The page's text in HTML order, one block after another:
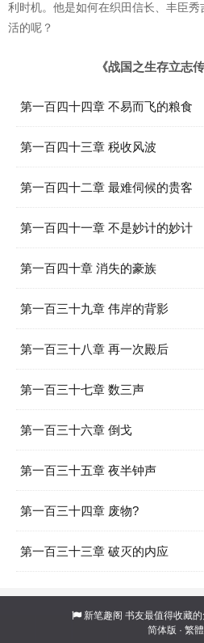
利时机。他是如何在织田信长、丰臣
活的呢？
《战国之生存立志
第一百四十四章 不易而飞的粮食
第一百四十三章 税收风波
第一百四十二章 最难伺候的贵客
第一百四十一章 不是妙计的妙计
第一百四十章 消失的豪族
第一百三十九章 伟岸的背影
第一百三十八章 再一次殿后
第一百三十七章 数三声
第一百三十六章 倒戈
第一百三十五章 夜半钟声
第一百三十四章 废物?
第一百三十三章 破灭的内应
新笔趣阁 书友最值得收藏
简体版 · 繁